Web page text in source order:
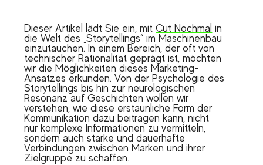
Dieser Artikel lädt Sie ein, mitCut Nochmal in
die Welt des „Storytellings“ im Maschinenbau
einzutauchen. In einem Bereich, der oft von
technischer Rationalität geprägt ist, möchten
wir die Möglichkeiten dieses Marketing-
Ansatzes erkunden. Von der Psychologie des
Storytellings bis hin zur neurologischen
Resonanz auf Geschichten wollen wir
verstehen, wie diese erstaunliche Form der
Kommunikation dazu beitragen kann, nicht
nur komplexe Informationen zu vermitteln,
sondern auch starke und dauerhafte
Verbindungen zwischen Marken und ihrer
Zielgruppe zu schaffen.